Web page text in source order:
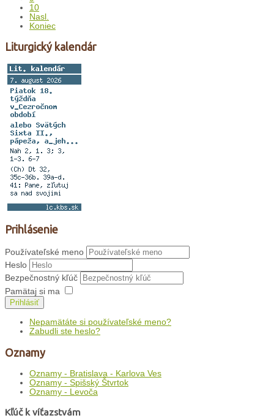
10
Nasl.
Koniec
Liturgický kalendár
Prihlásenie
Používateľské meno
Heslo
Bezpečnostný kľúč
Pamätaj si ma
Prihlásiť
Nepamätáte si používateľské meno?
Zabudli ste heslo?
Oznamy
Oznamy - Bratislava - Karlova Ves
Oznamy - Spišský Štvrtok
Oznamy - Levoča
Kľúč k víťazstvám